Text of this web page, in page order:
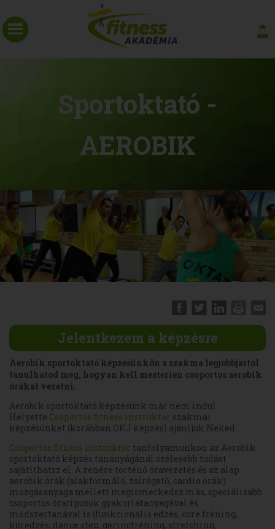
Sportoktató -
AEROBIK
Jelentkezem a képzésre
Aerobik sportoktató képzésünkön a szakma legjobbjaitól
tanulhatod meg, hogyan kell mesterien csoportos aerobik
órákat vezetni.
Aerobik sportoktató képzésünk már nem indul.
Helyette Csoportos fitness instruktor szakmai
képzésünket (korábban OKJ képzés) ajánljuk Neked.
Csoportos fitness instruktor tanfolyamunkon az Aerobik
sportoktató képzés tananyágánál szélesebb tudást
sajátíthatsz el. A zenére történő óravezetés és az alap
aerobik órák (alakformáló, zsírégető, cardio órák)
mozgásanyaga mellett megismerkedsz más, speciálisabb
csoportos óratípusok gyakorlatanyagával és
módszertanával is (funkcionális edzés, core tréning,
köredzés, dance step, gerinctréning, stretching,